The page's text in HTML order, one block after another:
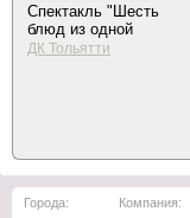
Спектакль "Шесть
блюд из одной
курицы"
ДК Тольятти
Города:
Компания: